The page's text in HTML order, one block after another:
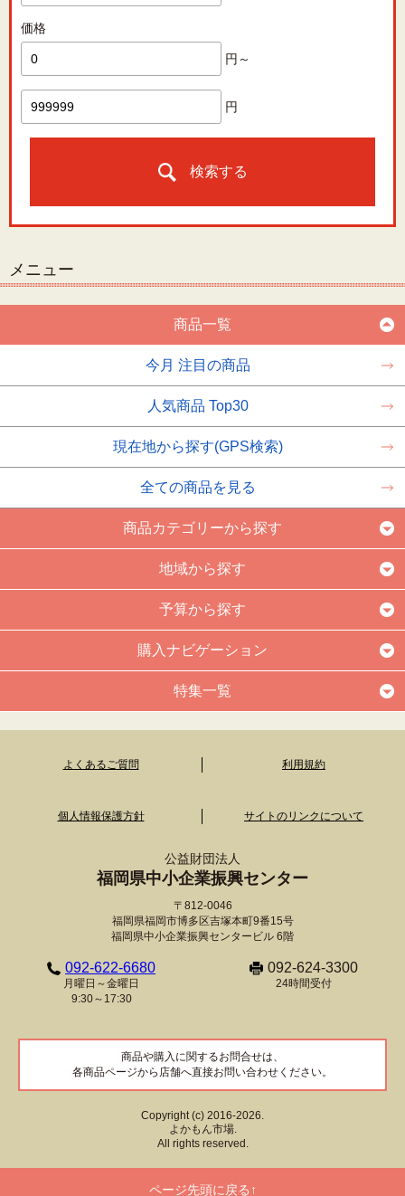
価格
円～
円
検索する
メニュー
商品一覧
今月 注目の商品
人気商品 Top30
現在地から探す(GPS検索)
全ての商品を見る
商品カテゴリーから探す
地域から探す
予算から探す
購入ナビゲーション
特集一覧
よくあるご質問 利用規約
個人情報保護方針 サイトのリンクについて
公益財団法人
福岡県中小企業振興センター
〒812-0046
福岡県福岡市博多区吉塚本町9番15号
福岡県中小企業振興センタービル 6階
092-622-6680
月曜日～金曜日
9:30～17:30
092-624-3300
24時間受付
商品や購入に関するお問合せは、
各商品ページから店舗へ直接お問い合わせください。
Copyright (c) 2016-2026.
よかもん市場.
All rights reserved.
ページ先頭に戻る↑